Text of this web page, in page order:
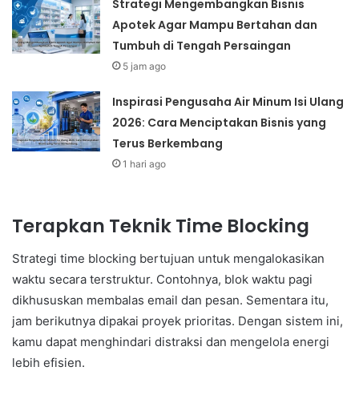
Strategi Mengembangkan Bisnis
Apotek Agar Mampu Bertahan dan
Tumbuh di Tengah Persaingan
5 jam ago
Inspirasi Pengusaha Air Minum Isi Ulang
2026: Cara Menciptakan Bisnis yang
Terus Berkembang
1 hari ago
Terapkan Teknik Time Blocking
Strategi time blocking bertujuan untuk mengalokasikan
waktu secara terstruktur. Contohnya, blok waktu pagi
dikhususkan membalas email dan pesan. Sementara itu,
jam berikutnya dipakai proyek prioritas. Dengan sistem ini,
kamu dapat menghindari distraksi dan mengelola energi
lebih efisien.